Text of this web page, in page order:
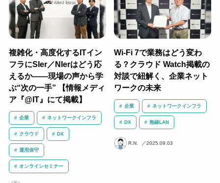
複雑化・高度化するITイン
フラにSIer／NIerはどう応
えるか――現場の声から学
ぶ“次の一手” 【情報メディ
ア『@IT』にて掲載】
企業 ネットワークインフラ
クラウド DX
運用保守
オンラインセミナー
Wi-Fi 7で業務はどう変わ
る？クラウド Watch掲載の
対談で紐解く、企業ネット
ワークの未来
企業 ネットワークインフラ
DX 無線LAN
R.N. 2025.09.03